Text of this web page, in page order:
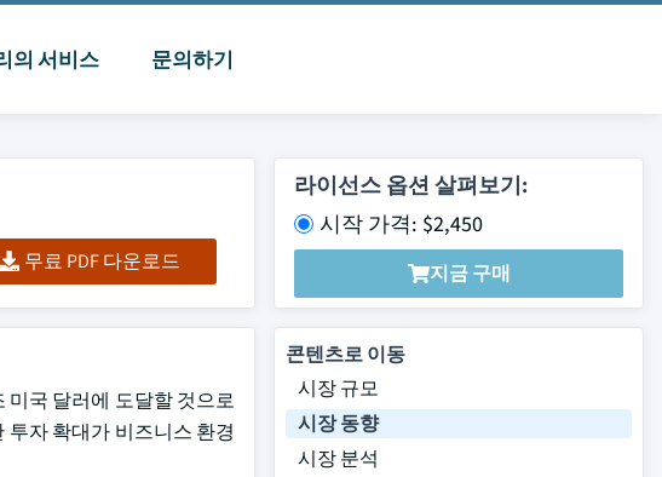
의 서비스 문의하기
무료 PDF 다운로드
라이선스 옵션 살펴보기:
시작 가격: $2,450
지금 구매
미국 달러에 도달할 것으로
투자 확대가 비즈니스 환경
콘텐츠로 이동
시장 규모
시장 동향
시장 분석